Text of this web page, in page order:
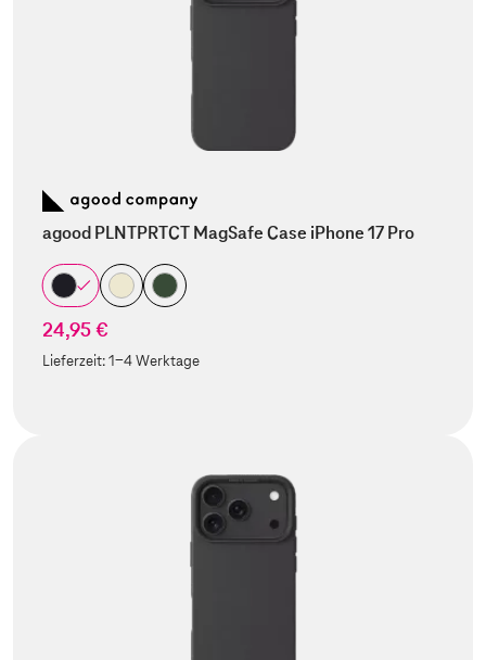
agood PLNTPRTCT MagSafe Case iPhone 17 Pro
24,95 €
Lieferzeit:1-4 Werktage